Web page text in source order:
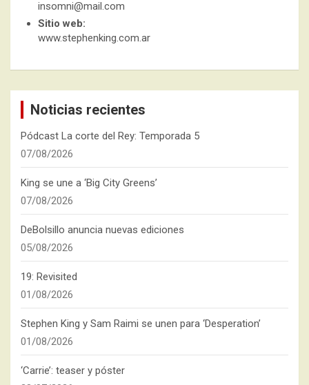
insomni@mail.com
Sitio web:
www.stephenking.com.ar
Noticias recientes
Pódcast La corte del Rey: Temporada 5
07/08/2026
King se une a ‘Big City Greens’
07/08/2026
DeBolsillo anuncia nuevas ediciones
05/08/2026
19: Revisited
01/08/2026
Stephen King y Sam Raimi se unen para ‘Desperation’
01/08/2026
‘Carrie’: teaser y póster